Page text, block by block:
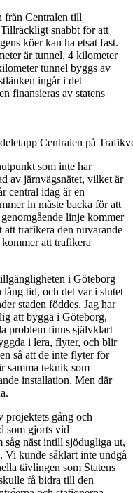
från Centralen till
snabbt för att
köer kan ha etsat fast.
är tunnel, 4 kilometer
tunnel byggs av
ingår i det
finansieras av statens
Centralen på
som inte har
av järnvägsnätet, vilket är
central idag är en
in måste backa för att
linje kommer
trafikera den nuvarande
att trafikera
i Göteborg
lång tid, och det var i slutet
staden föddes. Jag har
att bygga i Göteborg,
problem finns självklart
i lera, flyter, och blir
så att de inte flyter för
samma teknik som
installation. Men där
projektets gång och
som gjorts vid
såg näst intill sjödugliga ut,
Vi kunde såklart inte undgå
tävlingen som Statens
få bidra till den